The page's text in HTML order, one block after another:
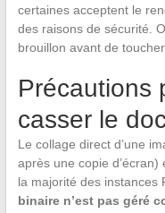
certaines acceptent le
des raisons de sécurité.
brouillon avant de
Précautions
casser le
Le collage direct d’une
après une copie
la majorité des instances
binaire n’est pas géré